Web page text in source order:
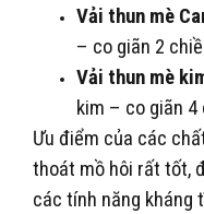
Vải thun mè
– co giãn 2
Vải thun mè
kim – co giãn 4
Ưu điểm của các
thoát mồ hôi rất tốt,
các tính năng kháng